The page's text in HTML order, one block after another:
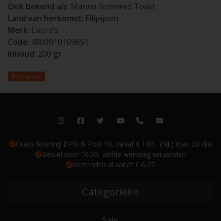
Ook bekend als: Manna Buttered Toast
Land van herkomst: Filipijnen
Merk: Laura's
Code: 4809010109651
Inhoud: 200 gr
Philippines
Gratis levering DPD & Post NL vanaf € 100,- (NL) max 20 kilo
Bestel voor 10:00, zelfde werkdag verzonden
Verzenden al vanaf € 6,25
Categorieën